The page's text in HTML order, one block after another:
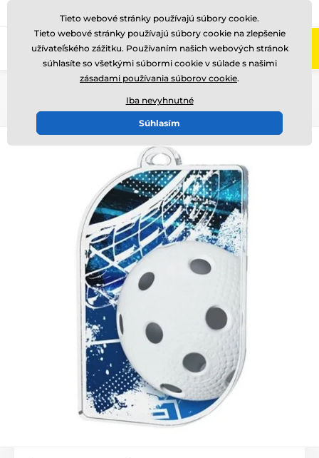
Zavolajte nám (Po-Pi 8-17) +421220255160
Tieto webové stránky používajú súbory cookie.
Tieto webové stránky používajú súbory cookie na zlepšenie
užívateľského zážitku. Používaním našich webových stránok
súhlasíte so všetkými súbormi cookie v súlade s našimi
zásadami používania súborov cookie.
Iba nevyhnutné
Súhlasím